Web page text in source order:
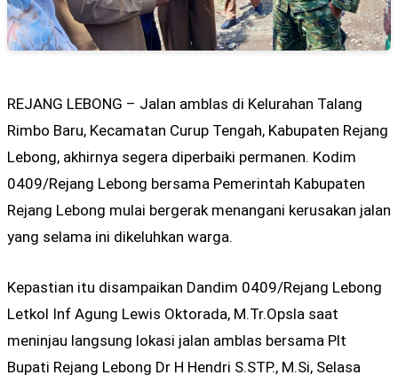
REJANG LEBONG – Jalan amblas di Kelurahan Talang
Rimbo Baru, Kecamatan Curup Tengah, Kabupaten Rejang
Lebong, akhirnya segera diperbaiki permanen. Kodim
0409/Rejang Lebong bersama Pemerintah Kabupaten
Rejang Lebong mulai bergerak menangani kerusakan jalan
yang selama ini dikeluhkan warga.
Kepastian itu disampaikan Dandim 0409/Rejang Lebong
Letkol Inf Agung Lewis Oktorada, M.Tr.Opsla saat
meninjau langsung lokasi jalan amblas bersama Plt
Bupati Rejang Lebong Dr H Hendri S.STP., M.Si, Selasa